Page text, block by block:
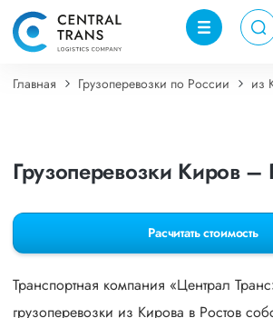
Главная Грузоперевозки по России из
Грузоперевозки Киров –
Расчитать стоимость
Транспортная компания «Централ
грузоперевозки из Кирова в Ростов